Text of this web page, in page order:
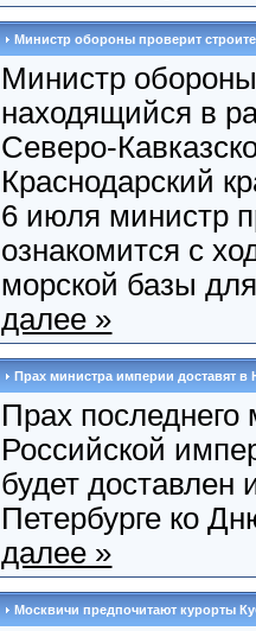
Министр обороны проверит
Министр
находящийся в
Северо-
Краснодарский
6 июля министр
ознакомится с
морской базы
далее »
Прах министра империи доставят в
Прах последнего
Российской
будет доставлен
Петербурге ко
далее »
Москвичи предпочитают курорты